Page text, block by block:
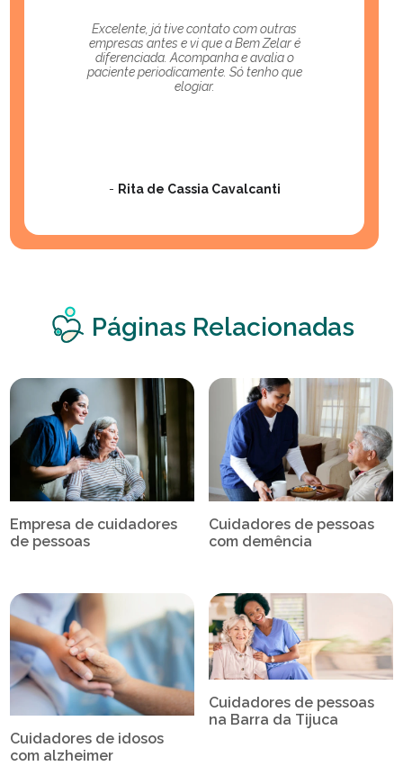
Excelente, já tive contato com outras
empresas antes e vi que a Bem Zelar é
diferenciada. Acompanha e avalia o
paciente periodicamente. Só tenho que
elogiar.
- Rita de Cassia Cavalcanti
Páginas Relacionadas
Empresa de cuidadores
de pessoas
Cuidadores de pessoas
com demência
Cuidadores de idosos
com alzheimer
Cuidadores de pessoas
na Barra da Tijuca